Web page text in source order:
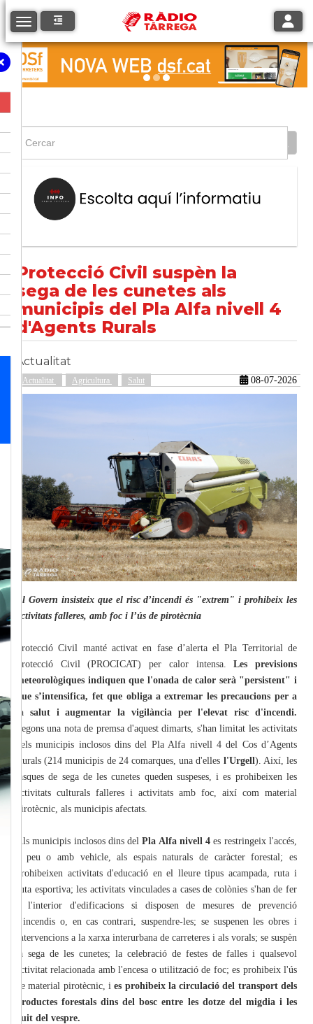
Toggle navigation
Protecció Civil suspèn la
sega de les cunetes als
municipis del Pla Alfa nivell 4
d'Agents Rurals
Actualitat
Actualitat Agricultura Salut 08-07-2026
El Govern insisteix que el risc d’incendi és "extrem" i prohibeix les
activitats falleres, amb foc i l’ús de pirotècnia
Protecció Civil manté activat en fase d’alerta el Pla Territorial de
Protecció Civil (PROCICAT) per calor intensa.Les previsions
meteorològiques indiquen que l'onada de calor serà "persistent" i
que s’intensifica, fet que obliga a extremar les precaucions per a
la salut i augmentar la vigilància per l'elevat risc d'incendi.
Segons una nota de premsa d'aquest dimarts, s'han limitat les activitats
pels municipis inclosos dins del Pla Alfa nivell 4 del Cos d’Agents
Rurals (214 municipis de 24 comarques, una d'elles l'Urgell ). Així, les
tasques de sega de les cunetes queden suspeses, i es prohibeixen les
activitats culturals falleres i activitats amb foc, així com material
pirotècnic, als municipis afectats.
Als municipis inclosos dins delPla Alfa nivell 4es restringeix l'accés,
a peu o amb vehicle, als espais naturals de caràcter forestal; es
prohibeixen activitats d'educació en el lleure tipus acampada, ruta i
ruta esportiva; les activitats vinculades a cases de colònies s'han de fer
a l'interior d'edificacions si disposen de mesures de prevenció
d'incendis o, en cas contrari, suspendre-les; se suspenen les obres i
intervencions a la xarxa interurbana de carreteres i als vorals; se suspèn
la sega de les cunetes; la celebració de festes de falles i qualsevol
activitat relacionada amb l'encesa o utilització de foc; es prohibeix l'ús
de material pirotècnic, ies prohibeix la circulació del transport dels
productes forestals dins del bosc entre les dotze del migdia i les
vuit del vespre.